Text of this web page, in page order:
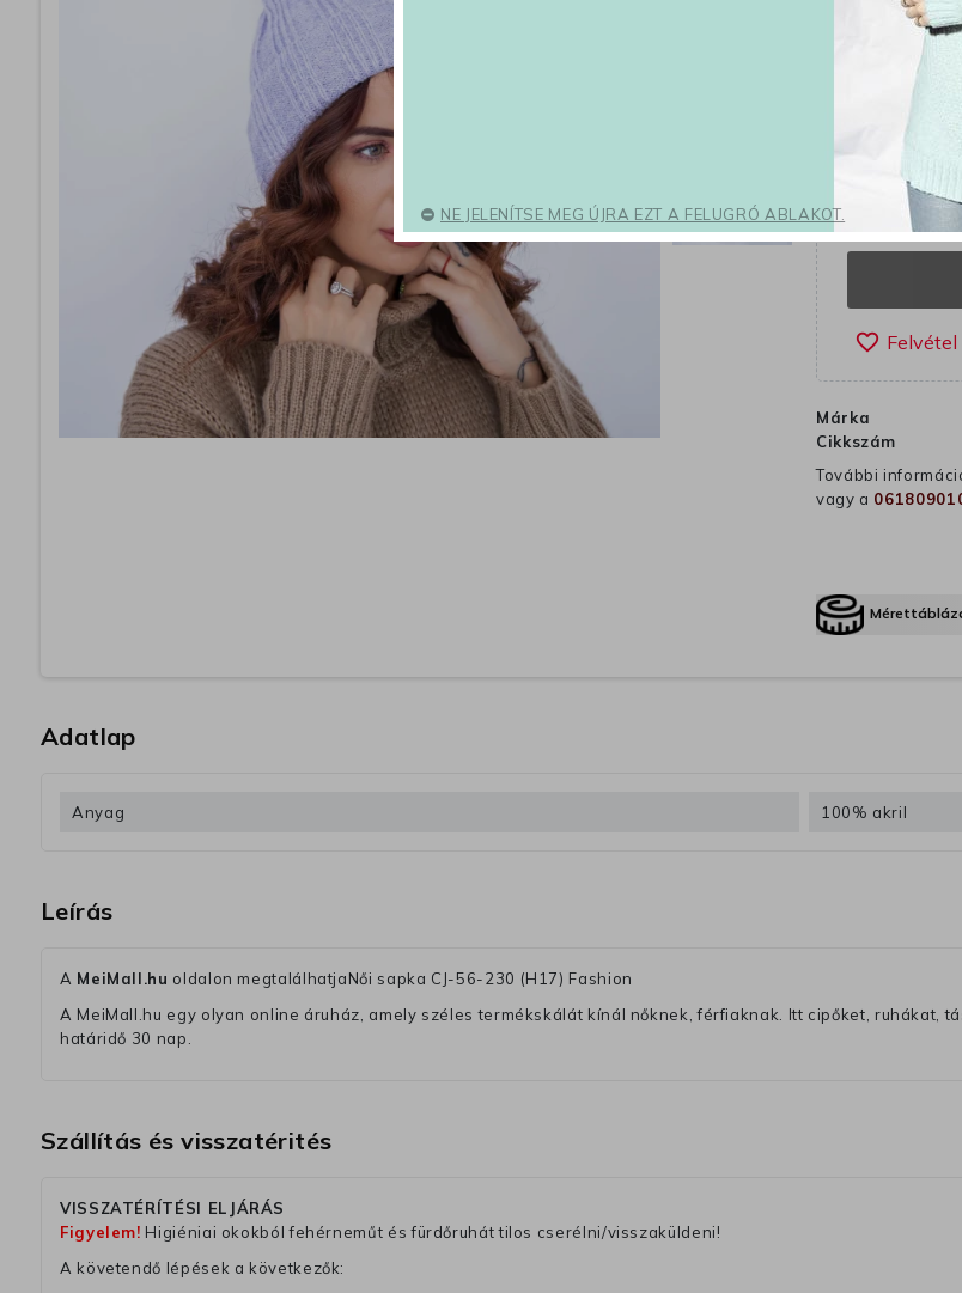
3 900
favorite_border
Márka
Cikkszám
További
vagy a
Adatlap
Anyag 100% akril
Leírás
A MeiMall.hu oldalon megtalálhatjaNői sapka CJ-56-230 (H17) Fashion
A MeiMall.hu egy olyan online áruház, amely széles termékskálát kínál nőknek, férfiaknak. Itt cipőket, ruhákat,
határidő 30 nap.
Szállítás és visszatérités
VISSZATÉRÍTÉSI ELJÁRÁS
Figyelem! Higiéniai okokból fehérneműt és fürdőruhát tilos cserélni/visszaküldeni!
A követendő lépések a következők:
NE JELENÍTSE MEG ÚJRA EZT A FELUGRÓ ABLAKOT.